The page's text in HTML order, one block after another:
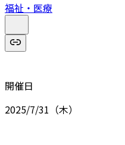
福祉・医療
開催日
2025/7/31（木）